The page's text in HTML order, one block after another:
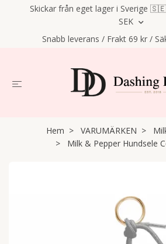
Skickar från eget lager i Sverige 🇸🇪
SEK
Snabb leverans / Frakt 69 kr /
Hem VARUMÄRKEN
Milk & Pepper Hundsele